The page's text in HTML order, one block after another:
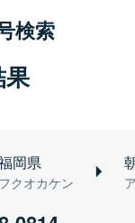
検索
果
岡県
フクオカケン